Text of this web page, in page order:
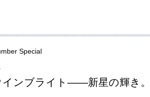
Special
インブライト――新星の輝き。